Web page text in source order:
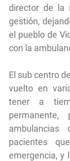
director de la
gestión,
el pueblo de
con la
El sub centro
vuelto en
tener a
pacientes
emergencia, y